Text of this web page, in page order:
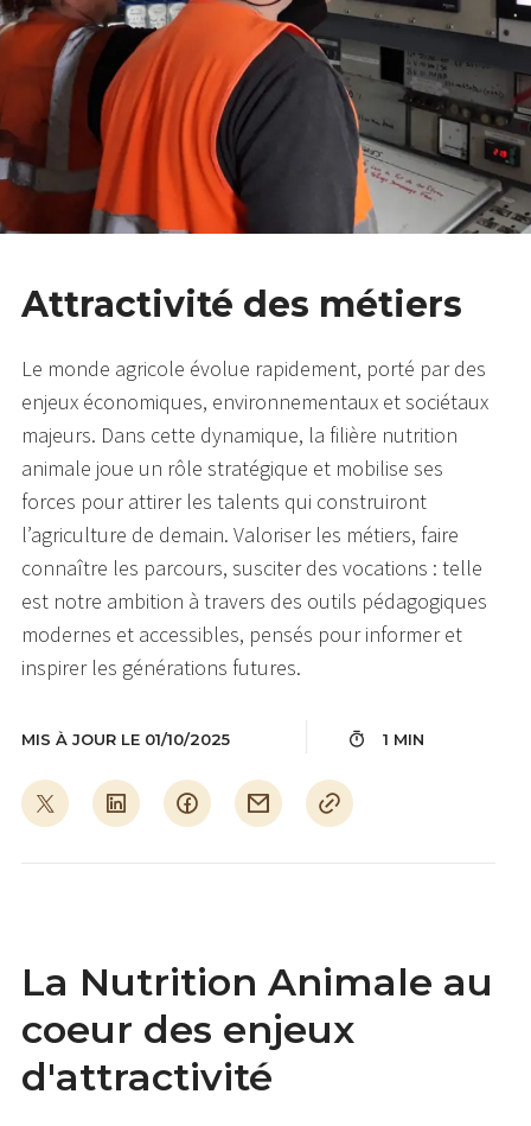
Attractivité des métiers
Le monde agricole évolue rapidement, porté par des
enjeux économiques, environnementaux et sociétaux
majeurs. Dans cette dynamique, la filière nutrition
animale joue un rôle stratégique et mobilise ses
forces pour attirer les talents qui construiront
l’agriculture de demain. Valoriser les métiers, faire
connaître les parcours, susciter des vocations : telle
est notre ambition à travers des outils pédagogiques
modernes et accessibles, pensés pour informer et
inspirer les générations futures.
MIS À JOUR LE 01/10/2025 1 MIN
La Nutrition Animale au
coeur des enjeux
d'attractivité